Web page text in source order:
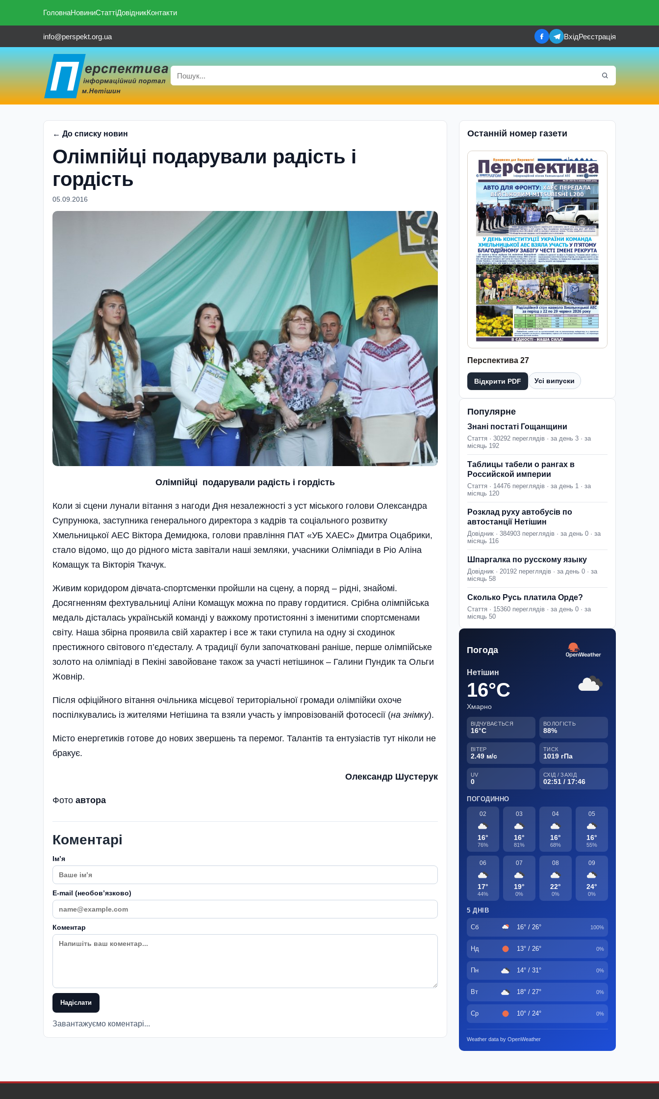
ГоловнаНовиниСтаттіДовідникКонтакти
info@perspekt.org.ua ВхідРеєстрація
← До списку новин
Олімпійці подарували радість і
гордість
05.09.2016
Олімпійці подарували радість і гордість
Коли зі сцени лунали вітання з нагоди Дня незалежності з уст міського голови Олександра
Супрунюка, заступника генерального директора з кадрів та соці­ального розвитку
Хмельницької АЕС Віктора Демидюка, голови правління ПАТ «УБ ХАЕС» Дмитра Оцабрики,
стало відомо, що до рідного міста завітали наші земляки, учасники Олімпіади в Ріо Аліна
Комащук та Вікторія Ткачук.
Живим коридором дівчата-спортсменки пройшли на сцену, а поряд – рідні, знайомі.
Досягненням фехтувальниці Аліни Комащук можна по праву гордитися. Срібна олімпійська
медаль дісталась українській команді у важкому протистоянні з іменитими спортсменами
світу. Наша збірна проявила свій харак­тер і все ж таки ступила на одну зі сходинок
престижного світового п’єдесталу. А традиції були започатковані рані­ше, перше олімпійське
золото на олім­піаді в Пекіні завойоване також за участі нетішинок – Галини Пундик та Ольги
Жовнір.
Після офіційного вітання очільника місцевої територіальної громади олім­пійки охоче
поспілкувались із жителями Нетішина та взяли участь у імпровізованій фотосесії (на знімку).
Місто енергетиків готове до нових звершень та перемог. Талантів та ентузіастів тут ніколи не
бракує.
Олександр Шустерук
Фото автора
Коментарі
Імʼя
E-mail (необовʼязково)
Коментар
Надіслати
Завантажуємо коментарі...
Останній номер газети
Перспектива 27
Відкрити PDF Усі випуски
Популярне
Знані постаті Гощанщини
Стаття · 30292 переглядів · за день 3 · за
місяць 192
Таблицы табели о рангах в
Российской империи
Стаття · 14476 переглядів · за день 1 · за
місяць 120
Розклад руху автобусів по
автостанції Нетішин
Довідник · 384903 переглядів · за день 0 · за
місяць 116
Шпаргалка по русскому языку
Довідник · 20192 переглядів · за день 0 · за
місяць 58
Сколько Русь платила Орде?
Стаття · 15360 переглядів · за день 0 · за
місяць 50
Погода
Нетішин
16°C
Хмарно
ВІДЧУВАЄТЬСЯ
16°C
ВОЛОГІСТЬ
88%
ВІТЕР
2.49 м/с
ТИСК
1019 гПа
UV
0
СХІД / ЗАХІД
02:51 / 17:46
ПОГОДИННО
02
16°
76%
03
16°
81%
04
16°
68%
05
16°
55%
06
17°
44%
07
19°
0%
08
22°
0%
09
24°
0%
5 ДНІВ
Сб 16° / 26° 100%
Нд 13° / 26° 0%
Пн 14° / 31° 0%
Вт 18° / 27° 0%
Ср 10° / 24° 0%
Weather data by OpenWeather